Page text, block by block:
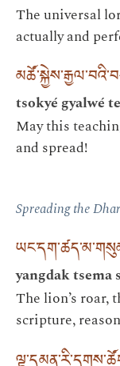
The universal
actually and
tsokyé gyalwé
May this
and spread!
Spreading the
yangdak tsema
The lion’s roar,
scripture,